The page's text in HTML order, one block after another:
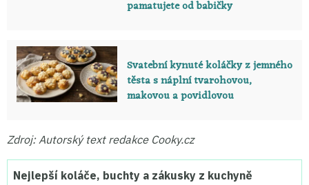
pamatujete od babičky
Svatební kynuté koláčky z jemného
těsta s náplní tvarohovou,
makovou a povidlovou
Zdroj: Autorský text redakce Cooky.cz
Nejlepší koláče, buchty a zákusky z kuchyně